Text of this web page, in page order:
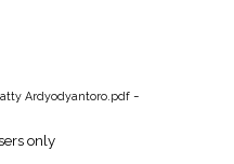
Ardyodyantoro.pdf-
only